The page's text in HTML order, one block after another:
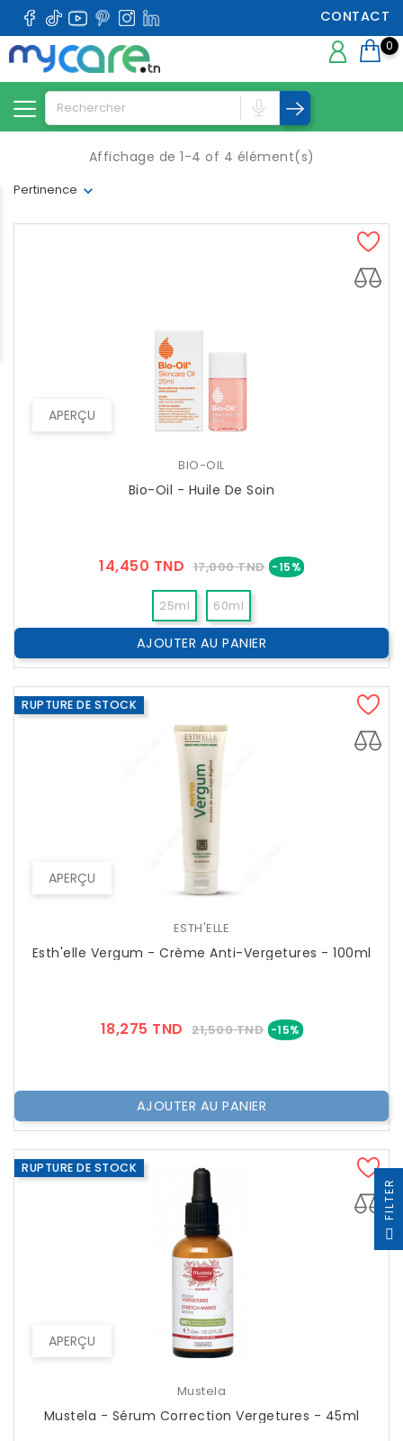
CONTACT
0
Pertinence
Affichage de 1-4 of 4 élément(s)
APERÇU
BIO-OIL
Bio-Oil - Huile De Soin
14,450 TND Prix
Public
17,000 TND -15%Prix
25ml 60ml
AJOUTER AU PANIER
APERÇU
RUPTURE DE STOCK
ESTH'ELLE
Esth'elle Vergum - Crème Anti-Vergetures - 100ml
18,275 TND Prix
21,500 TND -15% Prix
AJOUTER AU PANIER
APERÇU
RUPTURE DE STOCK
Mustela
Mustela - Sérum Correction Vergetures - 45ml
R